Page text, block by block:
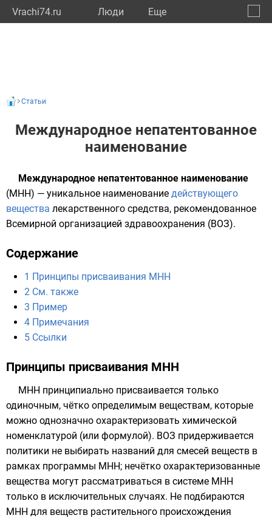
Vrachi74.ru Люди Eще
Статьи
Международное непатентованное
наименование
Международное непатентованное наименование
(МНН) — уникальное наименование действующего
вещества лекарственного средства, рекомендованное
Всемирной организацией здравоохранения (ВОЗ).
Содержание
1 Принципы присваивания МНН
2 См. также
3 Пример
4 Примечания
5 Ссылки
Принципы присваивания МНН
МНН принципиально присваивается только
одиночным, чётко определимым веществам, которые
можно однозначно охарактеризовать химической
номенклатурой (или формулой). ВОЗ придерживается
политики не выбирать названий для смесей веществ в
рамках программы МНН; нечётко охарактеризованные
вещества могут рассматриваться в системе МНН
только в исключительных случаях. Не подбираются
МНН для веществ растительного происхождения